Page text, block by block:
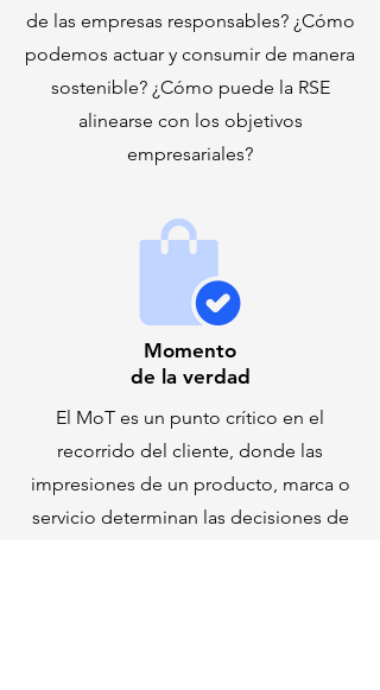
de las empresas responsables? ¿Cómo
podemos actuar y consumir de manera
sostenible? ¿Cómo puede la RSE
alinearse con los objetivos
empresariales?
Momento
de la verdad
El MoT es un punto crítico en el
recorrido del cliente, donde las
impresiones de un producto, marca o
servicio determinan las decisiones de